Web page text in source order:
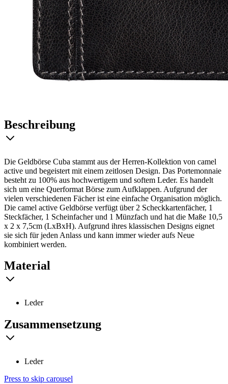
Beschreibung
Die Geldbörse Cuba stammt aus der Herren-Kollektion von camel
active und begeistert mit einem zeitlosen Design. Das Portemonnaie
besteht zu 100% aus hochwertigem und softem Leder. Es handelt
sich um eine Querformat Börse zum Aufklappen. Aufgrund der
vielen verschiedenen Fächer ist eine einfache Organisation möglich.
Die camel active Geldbörse verfügt über 2 Scheckkartenfächer, 1
Steckfächer, 1 Scheinfacher und 1 Münzfach und hat die Maße 10,5
x 2 x 7,5cm (LxBxH). Aufgrund ihres klassischen Designs eignet
sie sich für jeden Anlass und kann immer wieder aufs Neue
kombiniert werden.
Material
Leder
Zusammensetzung
Leder
Press to skip carousel